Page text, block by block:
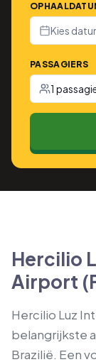
Kies
PASSAGIERS
1
Hercilio
Airport
Hercilio Luz
belangrijkste
Brazilië. Een